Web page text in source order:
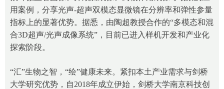
用案例，分享光声-超声双模态显微镜在分辨率和弹性参量
指标上的显著优势。据悉，由陶超教授合作的“多模态和混
合3D超声/光声成像系统”，目前已进入样机开发和产业化
探索阶段。
“汇”生物之智，“绘”健康未来。紧扣本土产业需求与剑桥
大学研究优势，自2018年成立伊始，剑桥大学南京科技创